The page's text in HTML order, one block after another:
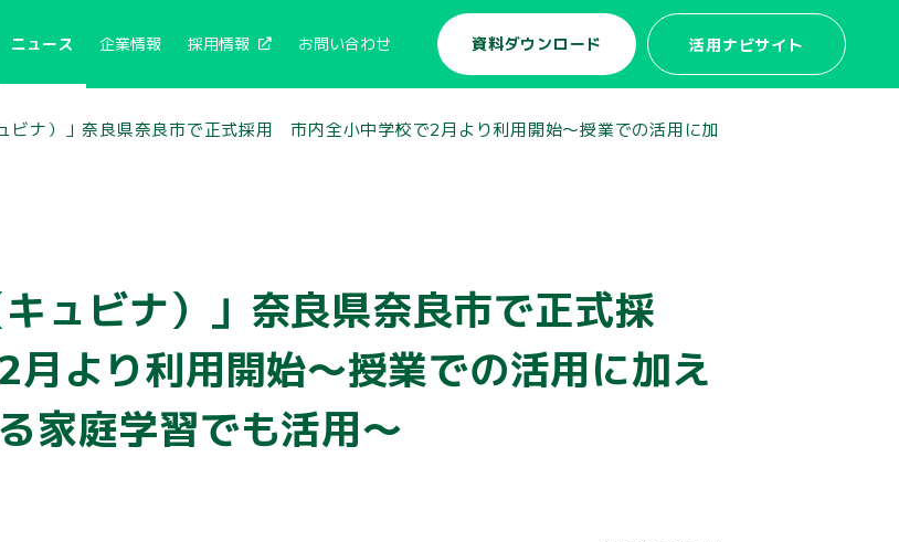
ニュース 企業情報 採用情報 お問い合わせ 活用ナビサイト
資料ダウンロード
ビナ）」奈良県奈良市で正式採用 市内全小中学校で2月より利用開始～授業での活用に加
ュビナ）」奈良県奈良市で正式採
より利用開始～授業での活用に加え
家庭学習でも活用～